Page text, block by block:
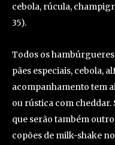
cebola, rúcula,
35).
Todos os
pães especiais, cebola,
acompanhamento tem
ou rústica com cheddar.
que serão também
copões de milk-shake